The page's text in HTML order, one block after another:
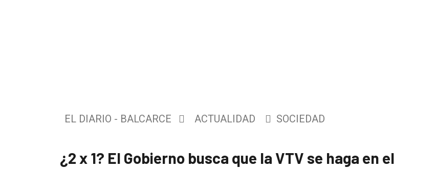
EL DIARIO - BALCARCE ACTUALIDAD SOCIEDAD
¿2 x 1? El Gobierno busca que la VTV se haga en el